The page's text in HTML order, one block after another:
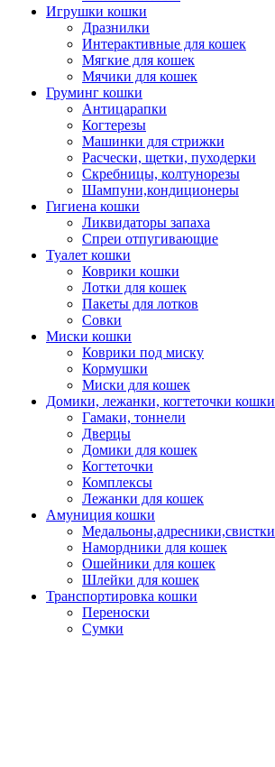
Игрушки кошки
Дразнилки
Интерактивные для кошек
Мягкие для кошек
Мячики для кошек
Груминг кошки
Антицарапки
Когтерезы
Машинки для стрижки
Расчески, щетки, пуходерки
Скребницы, колтунорезы
Шампуни,кондиционеры
Гигиена кошки
Ликвидаторы запаха
Спреи отпугивающие
Туалет кошки
Коврики кошки
Лотки для кошек
Пакеты для лотков
Совки
Миски кошки
Коврики под миску
Кормушки
Миски для кошек
Домики, лежанки, когтеточки кошки
Гамаки, тоннели
Дверцы
Домики для кошек
Когтеточки
Комплексы
Лежанки для кошек
Амуниция кошки
Медальоны,адресники,свистки
Намордники для кошек
Ошейники для кошек
Шлейки для кошек
Транспортировка кошки
Переноски
Сумки